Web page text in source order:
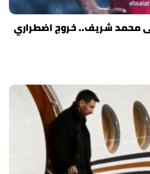
محمد شريف.. خروج اضطراري